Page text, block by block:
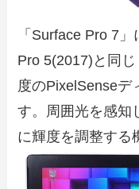
「Surface Pro 7
Pro 5(2017)と同
度のPixelSenseデ
す。周囲光を感知
に輝度を調整する